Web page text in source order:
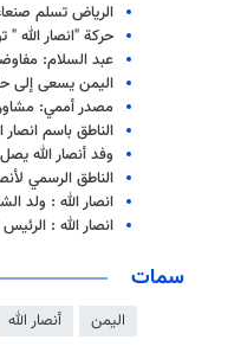
الرياض تسلم صنعاء 30 أسيرا بزي
حركة "انصار الله
عبد السلام:
اليمن يسعى إلى
مصدر أممي:
الناطق باسم
وفد أنصار الله
الناطق الرسمي
انصار الله : ولد
انصار الله :
سمات
اليمن أنصار الله